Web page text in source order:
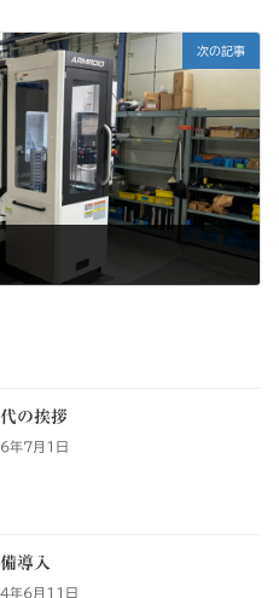
次の記事
の挨拶
年7月1日
導入
年6月11日